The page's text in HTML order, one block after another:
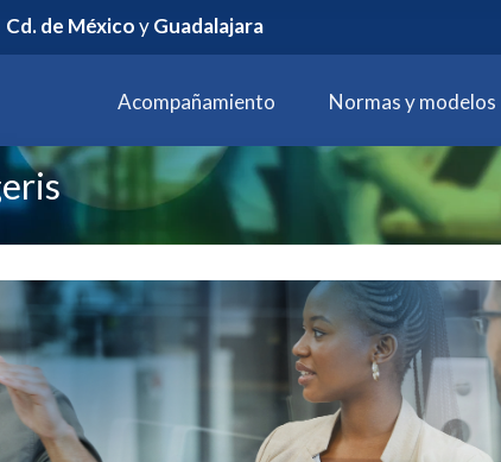
Cd. de MéxicoyGuadalajara
Acompañamiento Normas y modelos